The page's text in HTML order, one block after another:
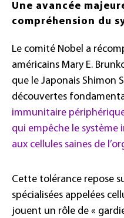
Une avancée
compréhension du
Le comité Nobel a
américains Mary E.
que le Japonais Shimon
découvertes
immunitaire
qui empêche le système
aux cellules saines de
Cette tolérance repose
spécialisées appelées
jouent un rôle de «